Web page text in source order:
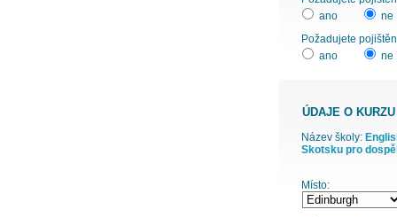
ano
ne
Požadujete
ano
ne
ÚDAJE O KURZU
Název školy:
Skotsku pro
Místo: